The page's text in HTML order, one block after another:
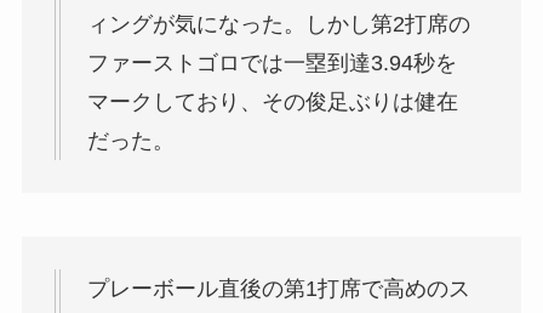
ィングが気になった。しかし第2打席の
ファーストゴロでは一塁到達3.94秒を
マーク しており、その俊足ぶりは健在
だった。
プレーボール直後の第1打席で高めのス